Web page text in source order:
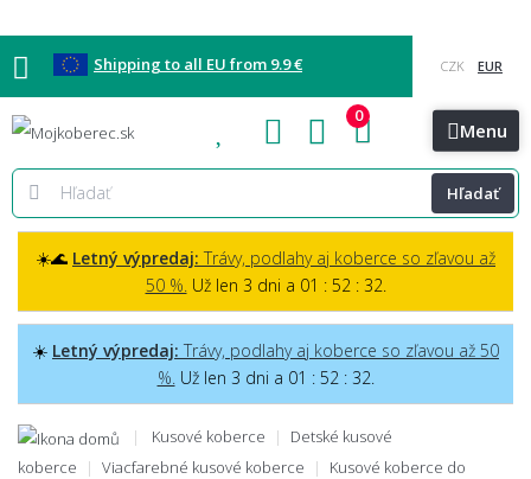
Shipping to all EU from 9.9 €
Blog Kontakt Menu
Hľadať
0
☀️🌊 Letný výpredaj: Trávy, podlahy aj koberce so zľavou až
50 %. Už len 3 dni a 01 : 52 : 31.
☀️ Letný výpredaj: Trávy, podlahy aj koberce so zľavou až 50
%. Už len 3 dni a 01 : 52 : 31.
Kusové koberce
Detské kusové
koberce
Viacfarebné kusové koberce
Kusové koberce do